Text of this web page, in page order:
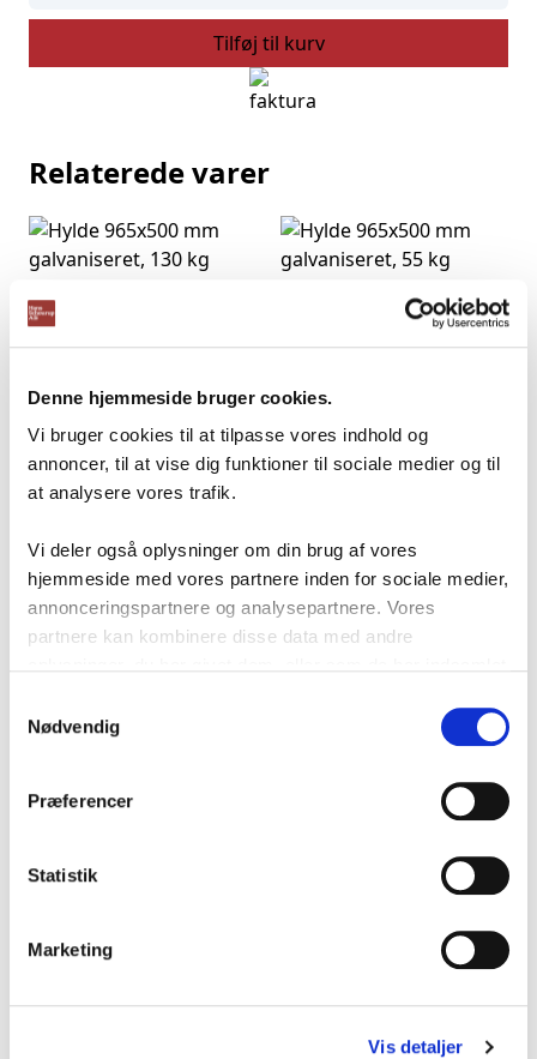
Denne hjemmeside bruger cookies.
Vi bruger cookies til at tilpasse vores indhold og
annoncer, til at vise dig funktioner til sociale medier og til
at analysere vores trafik.
Vi deler også oplysninger om din brug af vores
hjemmeside med vores partnere inden for sociale medier,
annonceringspartnere og analysepartnere. Vores
partnere kan kombinere disse data med andre
Nødvendig
Præferencer
Statistik
Marketing
Vis detaljer
antal
Tilføj til kurv
Relaterede varer
galvaniseret, 130 kg
(Inkl. momsDKK189,75)
TILFØJ TIL KURV
galvaniseret, 55 kg
(Inkl. moms
TILFØJ TIL KURV
Gavle H2500 X D600 mm
DKK242,70
(Inkl. momsDKK
TILFØJ TIL KURV
Gavle H2000 X D500 mm
247,50)
TILFØJ TIL KURV